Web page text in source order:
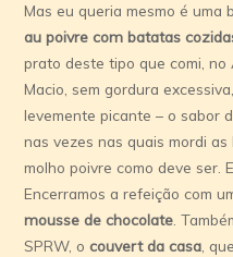
Mas eu queria mesmo é
au poivre com batatas
prato deste tipo que comi,
Macio, sem gordura
levemente picante – o sabor
nas vezes nas quais mordi
molho poivre como deve ser.
Encerramos a refeição com
mousse de chocolate .
SPRW, ocouvert da casa ,